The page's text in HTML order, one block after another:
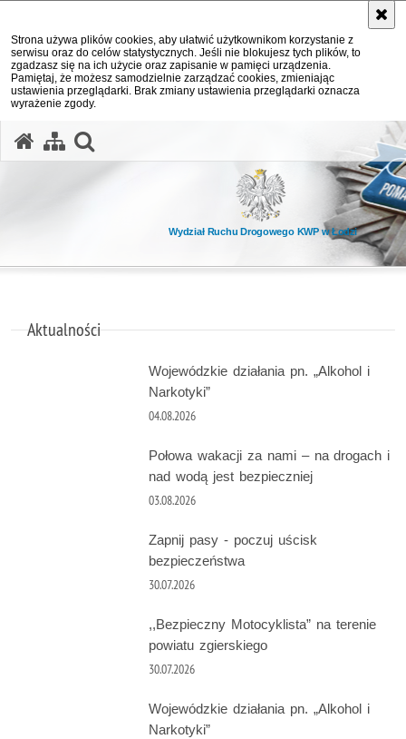
Strona używa plików cookies, aby ułatwić użytkownikom korzystanie z
serwisu oraz do celów statystycznych. Jeśli nie blokujesz tych plików, to
zgadzasz się na ich użycie oraz zapisanie w pamięci urządzenia.
Pamiętaj, że możesz samodzielnie zarządzać cookies, zmieniając
ustawienia przeglądarki. Brak zmiany ustawienia przeglądarki oznacza
wyrażenie zgody.
Wydział Ruchu Drogowego KWP w Łodzi
Aktualności
Wojewódzkie działania pn. „Alkohol i
Narkotyki”
04.08.2026
Połowa wakacji za nami – na drogach i
nad wodą jest bezpieczniej
03.08.2026
Zapnij pasy - poczuj uścisk
bezpieczeństwa
30.07.2026
,,Bezpieczny Motocyklista” na terenie
powiatu zgierskiego
30.07.2026
Wojewódzkie działania pn. „Alkohol i
Narkotyki”